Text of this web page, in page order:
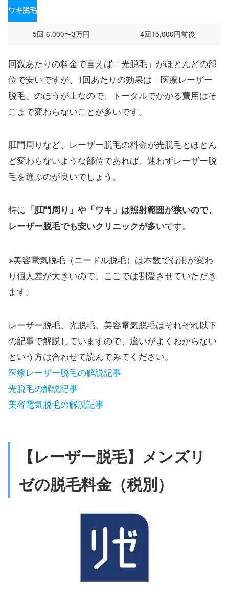
ワキ脱毛
5回 6,000〜3万円 4回15,000円前後
回数あたりの料金で言えば「光脱毛」がほとんどの部
位で安いですが、1回あたりの効果は「医療レーザー
脱毛」のほうが上なので、トータルでかかる費用はそ
こまで変わらないことが多いです。
肛門周りなど、レーザー脱毛の料金が光脱毛とほとん
ど変わらないような部位であれば、迷わずレーザー脱
毛を選ぶのが良いでしょう。
特に 「肛門周り」や「ワキ」は照射範囲が狭いので、
レーザー脱毛でも安いクリニックが多いです。
※美容電気脱毛（ニードル脱毛）は本数で費用が変わ
り個人差が大きいので、ここでは割愛させていただき
ます。
レーザー脱毛、光脱毛、美容電気脱毛はそれぞれ以下
の記事で解説していますので、違いがよくわからない
という方は合わせて読んでみてください。
医療レーザー脱毛の解説記事
光脱毛の解説記事
美容電気脱毛の解説記事
【レーザー脱毛】メンズリ
ゼの脱毛料金（税別）